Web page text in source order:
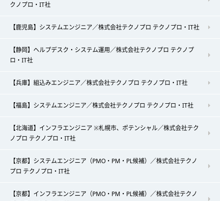
クノプロ・IT社
【鹿児島】システムエンジニア／株式会社テクノプロ テクノプロ・IT社
【静岡】ヘルプデスク・システム運用／株式会社テクノプロ テクノプ
ロ・IT社
【兵庫】組込みエンジニア／株式会社テクノプロ テクノプロ・IT社
【福島】システムエンジニア／株式会社テクノプロ テクノプロ・IT社
【北海道】インフラエンジニア ※札幌市、ポテンシャル／株式会社テク
ノプロ テクノプロ・IT社
【京都】システムエンジニア（PMO・PM・PL候補）／株式会社テクノ
プロ テクノプロ・IT社
【京都】インフラエンジニア（PMO・PM・PL候補）／株式会社テクノ